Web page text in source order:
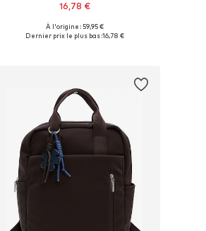
16,78 €
+3
Tailles disponibles: One Size
À l'origine : 59,95 €
Dernier prix le plus bas :16,78 €